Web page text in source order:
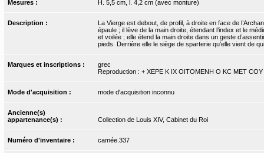
Mesures : H. 5,5 cm, l. 4,2 cm (avec monture)
Description :
La Vierge est debout, de profil, à droite en face de
épaule ; il lève de la main droite, étendant l’index et le
et voilée ; elle étend la main droite dans un geste
pieds. Derrière elle le siège de sparterie qu’elle vient de
Marques et inscriptions :
grec
Reproduction : + XEPE K IX OITOMENH O KC MET COY
Mode d'acquisition : mode d'acquisition inconnu
Ancienne(s)
appartenance(s) :
Collection de Louis XIV, Cabinet du Roi
Numéro d'inventaire : camée.337